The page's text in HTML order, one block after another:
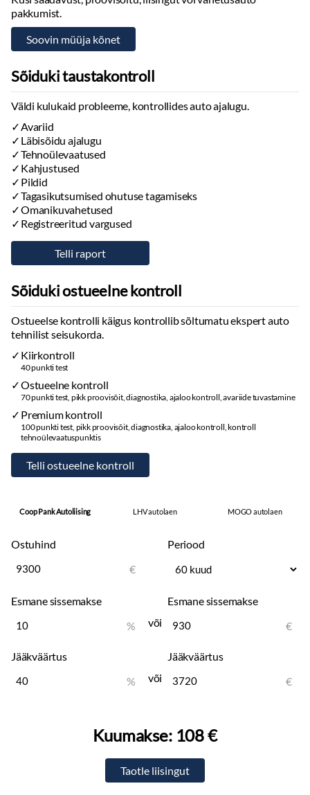
pakkumist.
Sõiduki taustakontroll
Väldi kulukaid probleeme, kontrollides auto ajalugu.
Avariid
Läbisõidu ajalugu
Tehnoülevaatused
Kahjustused
Pildid
Tagasikutsumised ohutuse tagamiseks
Omanikuvahetused
Registreeritud vargused
Sõiduki ostueelne kontroll
Ostueelse kontrolli käigus kontrollib sõltumatu ekspert auto
tehnilist seisukorda.
Kiirkontroll
40 punkti test
Ostueelne kontroll
70 punkti test, pikk proovisõit, diagnostika, ajaloo kontroll, avariide tuvastamine
Premium kontroll
100 punkti test, pikk proovisõit, diagnostika, ajaloo kontroll, kontroll
tehnoülevaatuspunktis
Coop Pank Autoliising LHV autolaen MOGO autolaen
Ostuhind
€
Periood
Esmane sissemakse
%
või
Esmane sissemakse
€
Jääkväärtus
%
või
Jääkväärtus
€
Kuumakse: 108 €